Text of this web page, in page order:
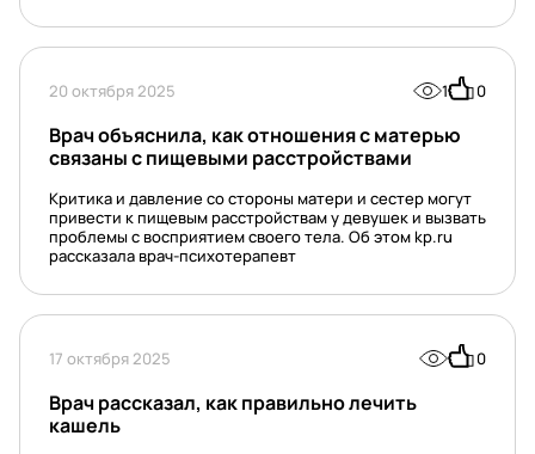
20 октября 2025 1 0
Врач объяснила, как отношения с матерью
связаны с пищевыми расстройствами
Критика и давление со стороны матери и сестер могут
привести к пищевым расстройствам у девушек и вызвать
проблемы с восприятием своего тела. Об этом kp.ru
рассказала врач-психотерапевт
17 октября 2025 0
Врач рассказал, как правильно лечить
кашель